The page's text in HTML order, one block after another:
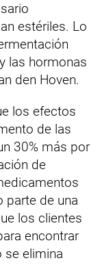
estériles. Lo
las hormonas
den Hoven.
los efectos
de las
30% más por
de
parte de una
los clientes
encontrar
se elimina